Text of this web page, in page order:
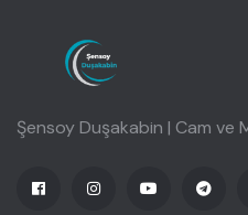
Şensoy Duşakabin | Cam ve